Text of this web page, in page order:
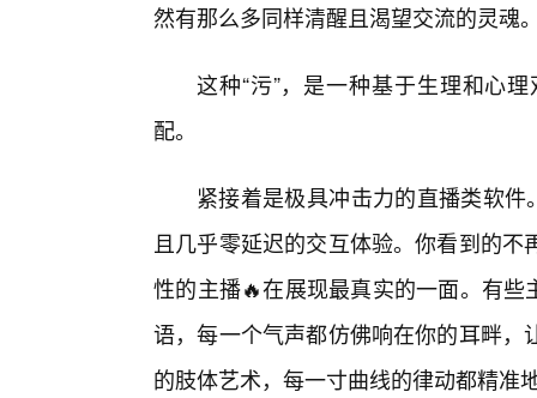
然有那么多同样清醒且渴望交流的灵魂
这种“污”，是一种基于生理和心
配。
紧接着是极具冲击力的直播类软
且几乎零延迟的交互体验。你看到的
性的主播🔥在展现最真实的一面。有
语，每一个气声都仿佛响在你的耳畔
的肢体艺术，每一寸曲线的律动都精准